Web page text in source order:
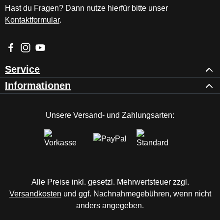
Hast du Fragen? Dann nutze hierfür bitte unser
Kontaktformular.
Besuche uns auf Facebook – öffnet in neuem Tab (externer
Schau auf Instagram vorbei – öffnet in neuem Tab
Sieh dir unsere Videos auf YouTube an – öffnet in
Service
Informationen
Unsere Versand- und Zahlungsarten:
Alle Preise inkl. gesetzl. Mehrwertsteuer zzgl.
Versandkosten und ggf. Nachnahmegebühren, wenn nicht
anders angegeben.